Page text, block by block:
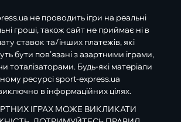
не проводить ігри на реальні
гроші, також сайт не приймає ні в
ставок та/інших платежів, які
бути пов’язані з азартними іграми,
тоталізаторами. Будь-які матеріали
ресурсі sport-express.ua
в інформаційних цілях.
ІГРАХ МОЖЕ ВИКЛИКАТИ